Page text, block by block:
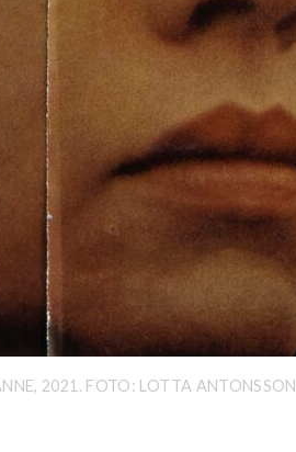
2021. FOTO: LOTTA ANTONSSON